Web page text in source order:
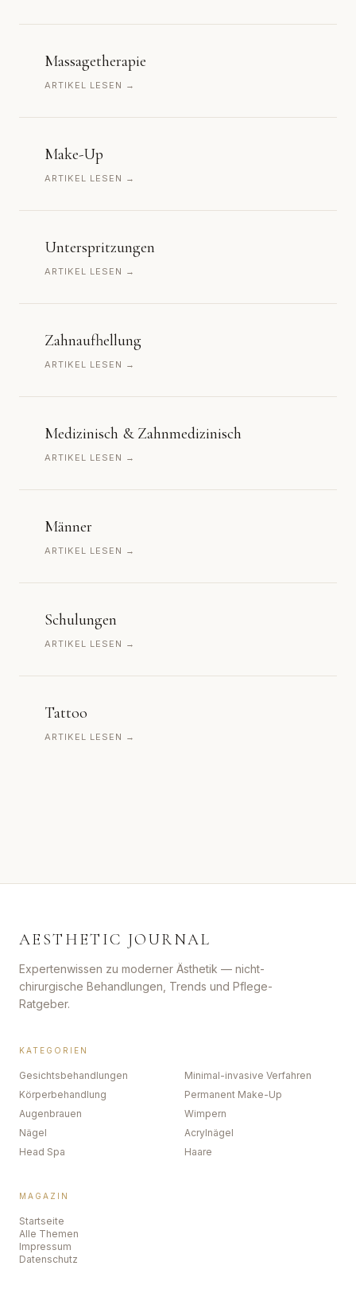
Massagetherapie
ARTIKEL LESEN →
Make-Up
ARTIKEL LESEN →
Unterspritzungen
ARTIKEL LESEN →
Zahnaufhellung
ARTIKEL LESEN →
Medizinisch & Zahnmedizinisch
ARTIKEL LESEN →
Männer
ARTIKEL LESEN →
Schulungen
ARTIKEL LESEN →
Tattoo
ARTIKEL LESEN →
AESTHETIC JOURNAL
Expertenwissen zu moderner Ästhetik — nicht-
chirurgische Behandlungen, Trends und Pflege-
Ratgeber.
KATEGORIEN
Gesichtsbehandlungen
Minimal-invasive Verfahren
Körperbehandlung
Permanent Make-Up
Augenbrauen
Wimpern
Nägel
Acrylnägel
Head Spa
Haare
MAGAZIN
Startseite
Alle Themen
Impressum
Datenschutz